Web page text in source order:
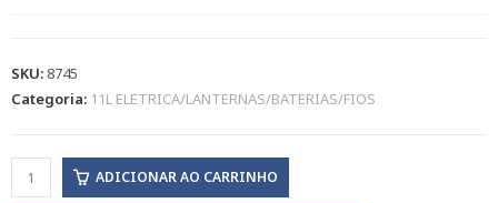
SKU: 8745
Categoria: 11L ELETRICA/LANTERNAS/BATERIAS/FIOS
ADICIONAR AO CARRINHO